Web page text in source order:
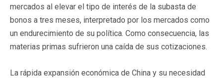
mercados al elevar el tipo de interés de la subasta de
bonos a tres meses, interpretado por los mercados como
un endurecimiento de su política. Como consecuencia, las
materias primas sufrieron una caída de sus cotizaciones.
La rápida expansión económica de China y su necesidad